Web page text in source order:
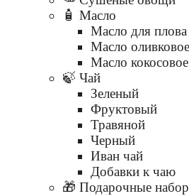
🧴 Масло
Масло для плова
Масло оливковое
Масло кокосовое
🍃 Чай
Зеленый
Фруктовый
Травяной
Черный
Иван чай
Добавки к чаю
🎁 Подарочные